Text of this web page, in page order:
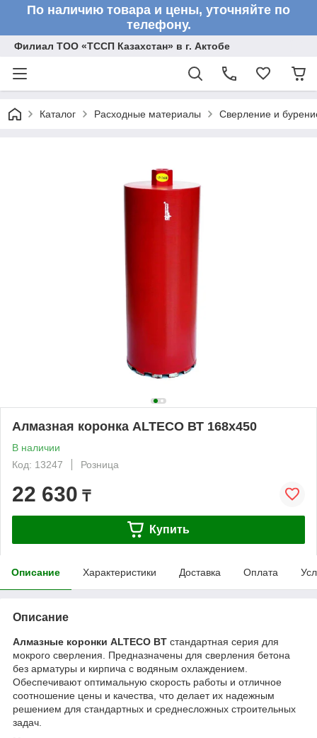
По наличию товара и цены, уточняйте по
телефону.
Филиал ТОО «ТССП Казахстан» в г. Актобе
Каталог Расходные материалы Сверление и
Алмазная коронка ALTECO ВТ 168х450
В наличии
Код: 13247
Розница
22 630 ₸
Купить
Описание Характеристики Доставка Оплата
Описание
Алмазные коронки ALTECO BT стандартная серия для
мокрого сверления. Предназначены для сверления бетона
без арматуры и кирпича с водяным охлаждением.
Обеспечивают оптимальную скорость работы и отличное
соотношение цены и качества, что делает их надежным
решением для стандартных и среднесложных строительных
задач.